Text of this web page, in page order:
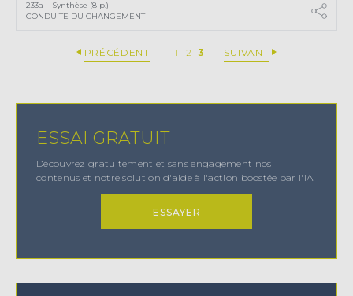
233a – Synthèse (8 p.)
CONDUITE DU CHANGEMENT
PRÉCÉDENT 1 2 3 SUIVANT
ESSAI GRATUIT
Découvrez gratuitement et sans engagement nos
contenus et notre solution d'aide à l'action boostée par l'IA
ESSAYER